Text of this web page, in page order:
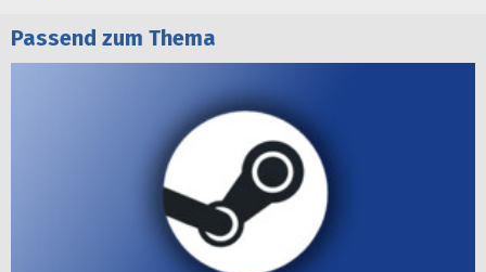
Passend zum Thema